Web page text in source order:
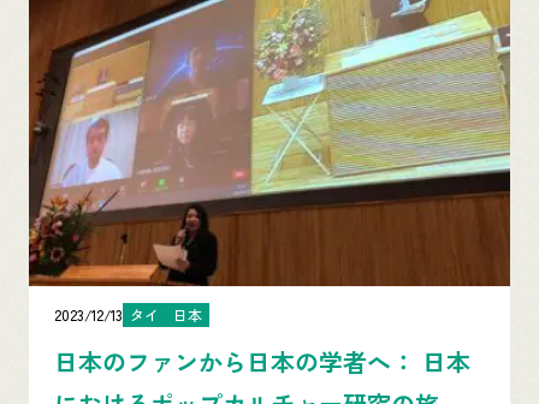
2023/11/29 ブルネイ
留学生からメンターへ、次世代のブル